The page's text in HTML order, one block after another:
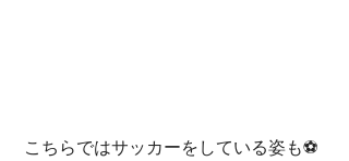
こちらではサッカーをしている姿も⚽